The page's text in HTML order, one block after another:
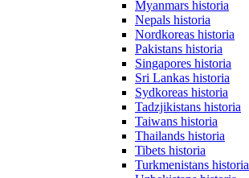
Myanmars historia
Nepals historia
Nordkoreas historia
Pakistans historia
Singapores historia
Sri Lankas historia
Sydkoreas historia
Tadzjikistans historia
Taiwans historia
Thailands historia
Tibets historia
Turkmenistans historia